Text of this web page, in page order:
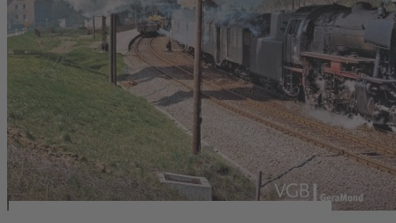
Zum Anfang der Bildergalerie springen